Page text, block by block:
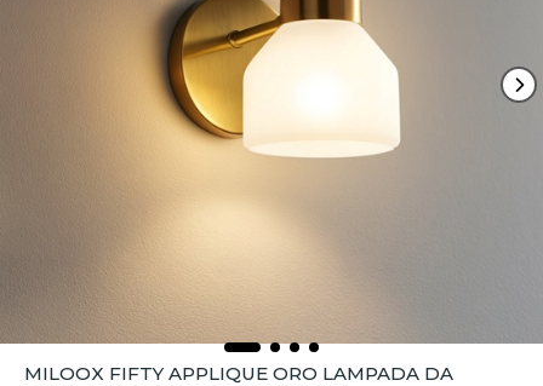
MILOOX FIFTY APPLIQUE ORO LAMPADA DA